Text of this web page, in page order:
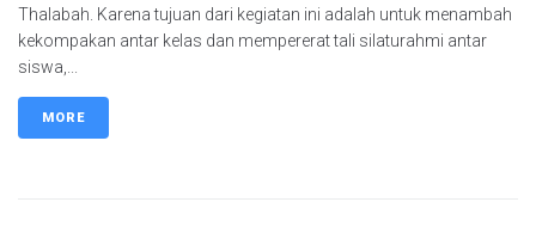
Thalabah. Karena tujuan dari kegiatan ini adalah untuk menambah
kekompakan antar kelas dan mempererat tali silaturahmi antar
siswa,...
MORE